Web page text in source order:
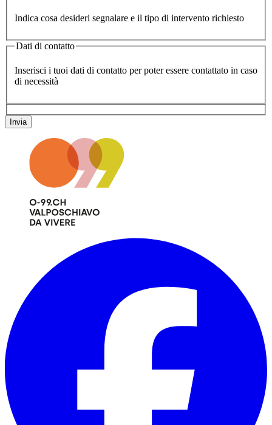
Indica cosa desideri segnalare e il tipo di intervento richiesto
Dati di contatto
Inserisci i tuoi dati di contatto per poter essere contattato in caso
di necessità
Invia